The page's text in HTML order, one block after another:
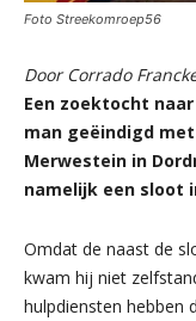
Foto Streekomroep56
Door Corrado
Een zoektocht
man geëindigd
Merwestein in
namelijk een sloot
Omdat de naast de
kwam hij niet
hulpdiensten hebben